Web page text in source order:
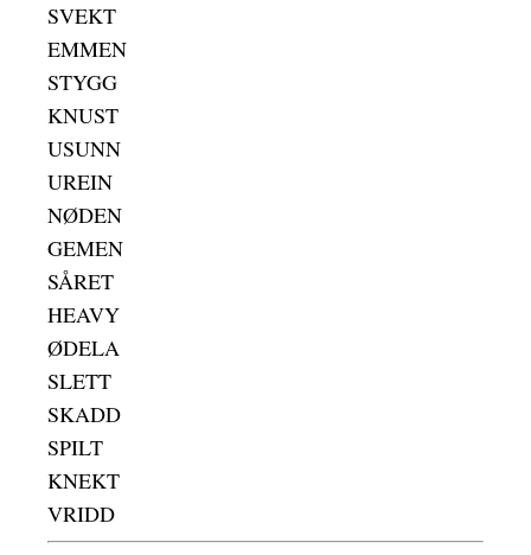
SVEKT
EMMEN
STYGG
KNUST
USUNN
UREIN
NØDEN
GEMEN
SÅRET
HEAVY
ØDELA
SLETT
SKADD
SPILT
KNEKT
VRIDD